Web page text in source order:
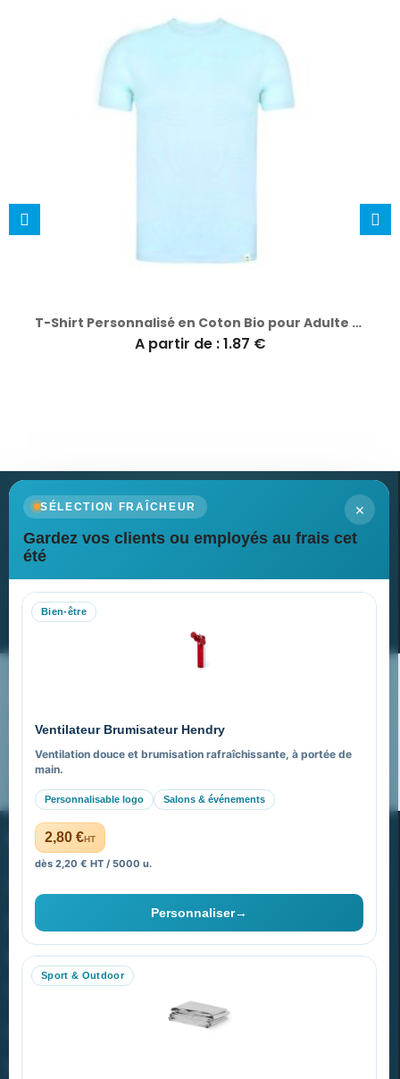
T-Shirt Personnalisé en Coton Bio pour Adulte - Guim
A partir de : 1.87 €
×
SÉLECTION FRAÎCHEUR
Gardez vos clients ou employés au frais cet
été
Bien-être
Ventilateur Brumisateur Hendry
Ventilation douce et brumisation rafraîchissante, à portée de
main.
Personnalisable logo Salons & événements
2,80 €HT
dès 2,20 € HT / 5000 u.
Personnaliser→
Sport & Outdoor
Newsletter
Recevez nos dernières nouvelles et nos offres spéciales
Nos expertises & accompagnement global
FAQ sur Promenoch Goodies Pub France
Pourquoi ça a marché à 100% pour moi ?
PROMENOCH GOODIES
40 rue Madeleine Michelis
92 200 Neuilly
equipe@promenoch-goodies.com